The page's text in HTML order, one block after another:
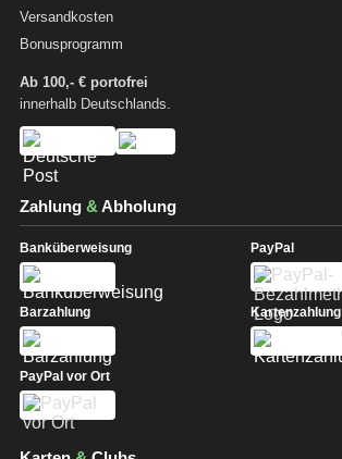
Versandkosten
Bonusprogramm
Ab 100,- € portofrei
innerhalb Deutschlands.
Zahlung &Abholung
Banküberweisung PayPal
Barzahlung Kartenzahlung
PayPal vor Ort